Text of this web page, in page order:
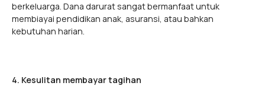
berkeluarga. Dana darurat sangat bermanfaat untuk
membiayai pendidikan anak, asuransi, atau bahkan
kebutuhan harian.
4. Kesulitan membayar tagihan